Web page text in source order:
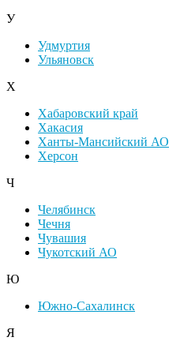
У
Удмуртия
Ульяновск
Х
Хабаровский край
Хакасия
Ханты-Мансийский АО
Херсон
Ч
Челябинск
Чечня
Чувашия
Чукотский АО
Ю
Южно-Сахалинск
Я